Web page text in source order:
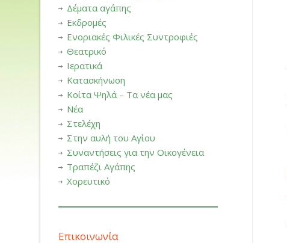
Δέματα αγάπης
Εκδρομές
Ενοριακές Φιλικές Συντροφιές
Θεατρικό
Ιερατικά
Κατασκήνωση
Κοίτα Ψηλά – Τα νέα μας
Νέα
Στελέχη
Στην αυλή του Αγίου
Συναντήσεις για την Οικογένεια
Τραπέζι Αγάπης
Χορευτικό
Επικοινωνία